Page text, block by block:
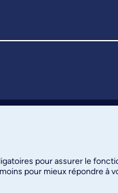
pour assurer le
pour mieux répondre à